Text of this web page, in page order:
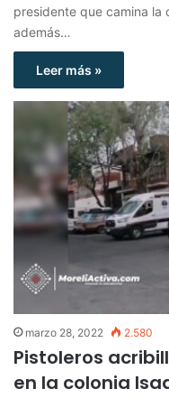
presidente que camina la
además…
Leer más »
marzo 28, 2022 2.580
Pistoleros
en la colonia